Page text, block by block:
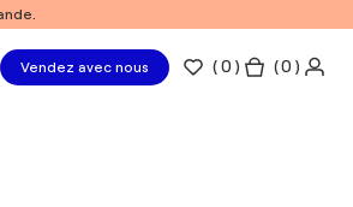
Vendez avec nous (0 ) ( 0 )